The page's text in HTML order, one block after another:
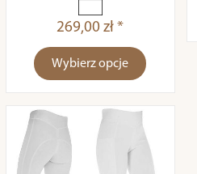
269,00 zł *
Wybierz opcje